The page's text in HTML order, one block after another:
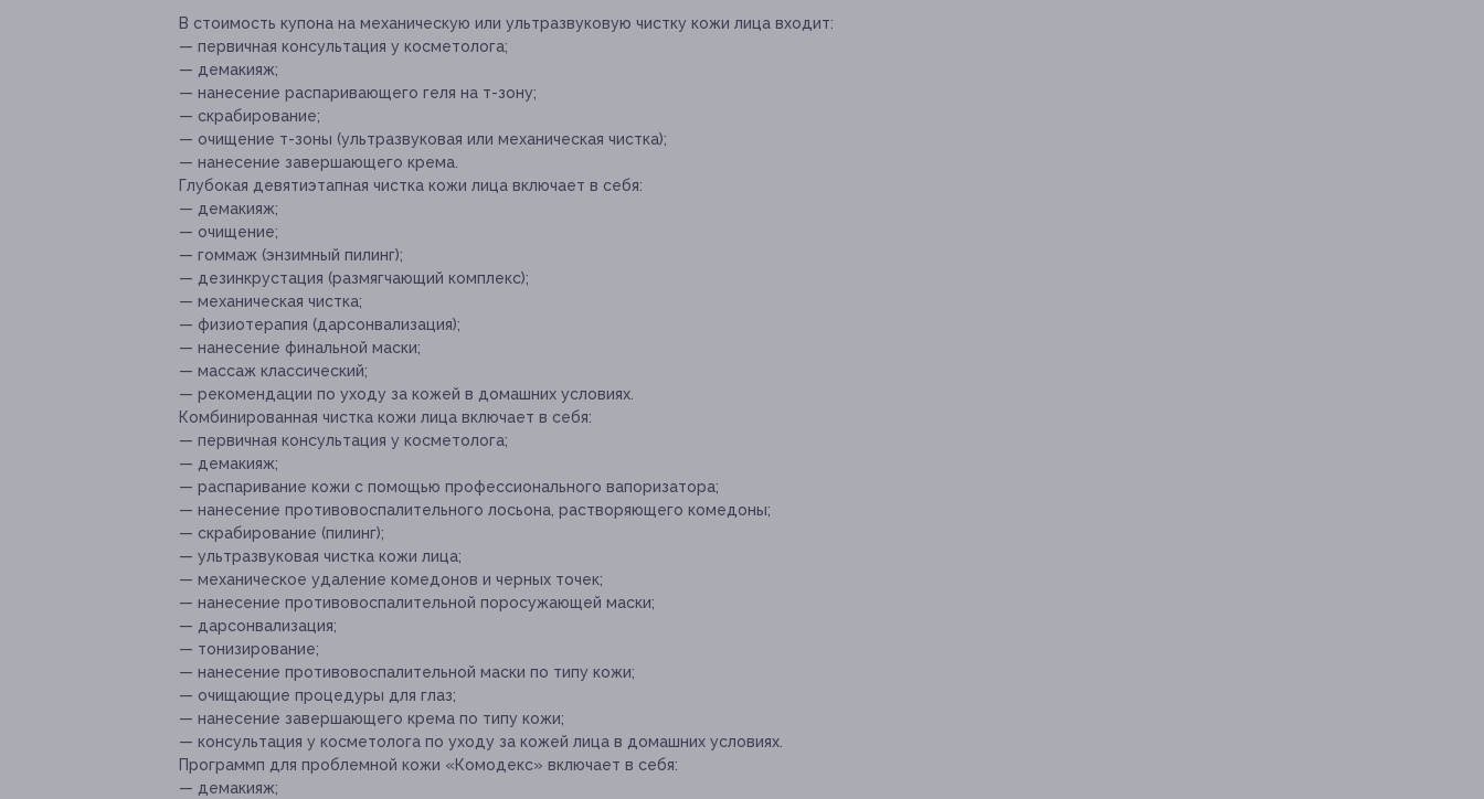
В стоимость купона на механическую или ультразвуковую чистку кожи лица входит:
— первичная консультация у косметолога;
— демакияж;
— нанесение распаривающего геля на т-зону;
— скрабирование;
— очищение т-зоны (ультразвуковая или механическая чистка);
— нанесение завершающего крема.
Глубокая девятиэтапная чистка кожи лица включает в себя:
— демакияж;
— очищение;
— гоммаж (энзимный пилинг);
— дезинкрустация (размягчающий комплекс);
— механическая чистка;
— физиотерапия (дарсонвализация);
— нанесение финальной маски;
— массаж классический;
— рекомендации по уходу за кожей в домашних условиях.
Комбинированная чистка кожи лица включает в себя:
— первичная консультация у косметолога;
— демакияж;
— распаривание кожи с помощью профессионального вапоризатора;
— нанесение противовоспалительного лосьона, растворяющего комедоны;
— скрабирование (пилинг);
— ультразвуковая чистка кожи лица;
— механическое удаление комедонов и черных точек;
— нанесение противовоспалительной поросужающей маски;
— дарсонвализация;
— тонизирование;
— нанесение противовоспалительной маски по типу кожи;
— очищающие процедуры для глаз;
— нанесение завершающего крема по типу кожи;
— консультация у косметолога по уходу за кожей лица в домашних условиях.
Программп для проблемной кожи «Комодекс» включает в себя:
— демакияж;